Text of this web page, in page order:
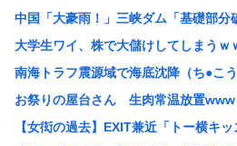
中国「大豪雨！」三峡ダム「基礎部分
大学生ワイ、株で大儲けしてしまうｗ
南海トラフ震源域で海底沈降（ち●こ
お祭りの屋台さん 生肉常温放置www
【女衒の過去】EXIT兼近「トー横キ